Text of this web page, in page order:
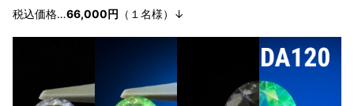
税込価格…66,000円 （１ 名様）↓